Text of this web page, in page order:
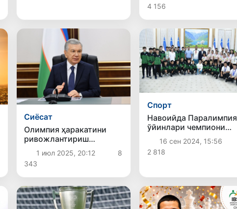
4 156
Сиёсат
Олимпия ҳаракатини
ривожлантириш
режалари кўриб
чиқилди
1 июл 2025, 20:12
8
343
Спорт
Навоийда Паралимпия
ўйинлари чемпиони
муносиб кутиб олинди
16 сен 2024, 15:56
2 818